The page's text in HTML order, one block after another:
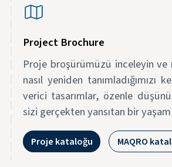
Project Brochure
Proje broşürümüzü inceleyin ve
nasıl yeniden tanımladığımızı
verici tasarımlar, özenle
sizi gerçekten yansıtan bir
Proje kataloğu MAQRO